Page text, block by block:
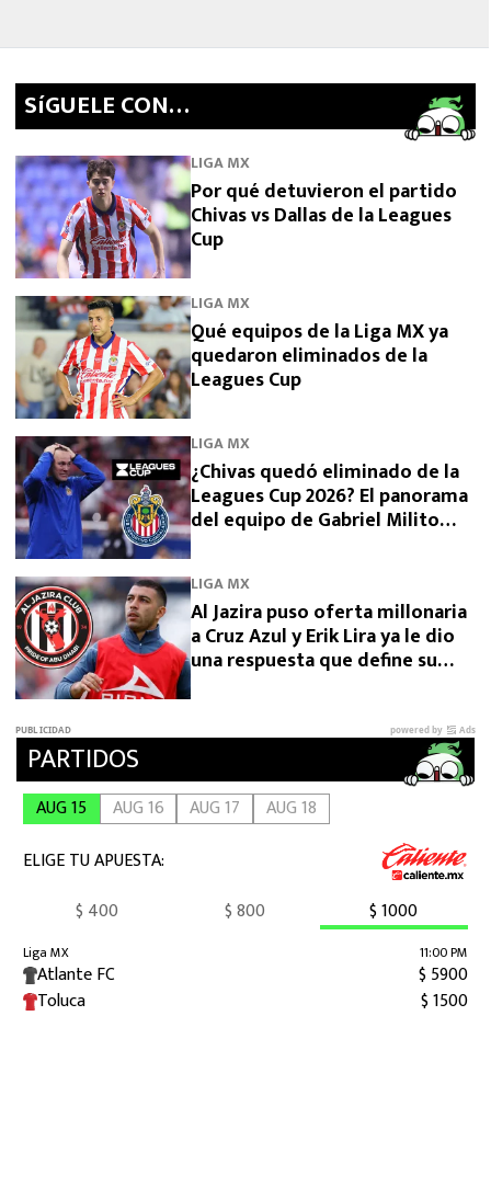
SíGUELE CON…
LIGA MX
Por qué detuvieron el partido
Chivas vs Dallas de la Leagues
Cup
LIGA MX
Qué equipos de la Liga MX ya
quedaron eliminados de la
Leagues Cup
LIGA MX
¿Chivas quedó eliminado de la
Leagues Cup 2026? El panorama
del equipo de Gabriel Milito
LIGA MX
Al Jazira puso oferta millonaria
a Cruz Azul y Erik Lira ya le dio
una respuesta que define su